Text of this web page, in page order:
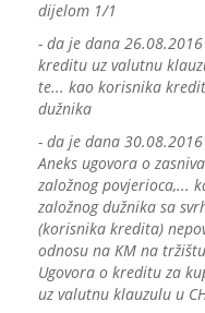
dijelom 1/1
- da je dana
kreditu uz valutnu
te... kao korisnika
dužnika
- da je dana
Aneks ugovora o
založnog povjerioca,...
založnog dužnika sa
(korisnika kredita)
odnosu na KM na
Ugovora o kreditu za
uz valutnu klauzulu u